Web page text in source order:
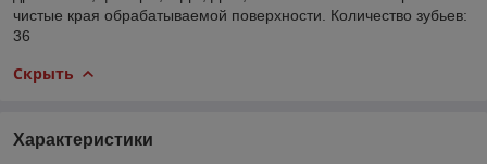
чистые края обрабатываемой поверхности. Количество зубьев:
36
Скрыть
Характеристики